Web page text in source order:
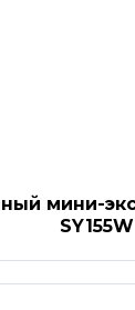
мини-
SY155W